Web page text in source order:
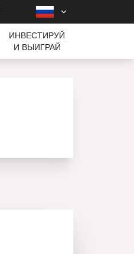
ИНВЕСТИРУЙ
И ВЫИГРАЙ